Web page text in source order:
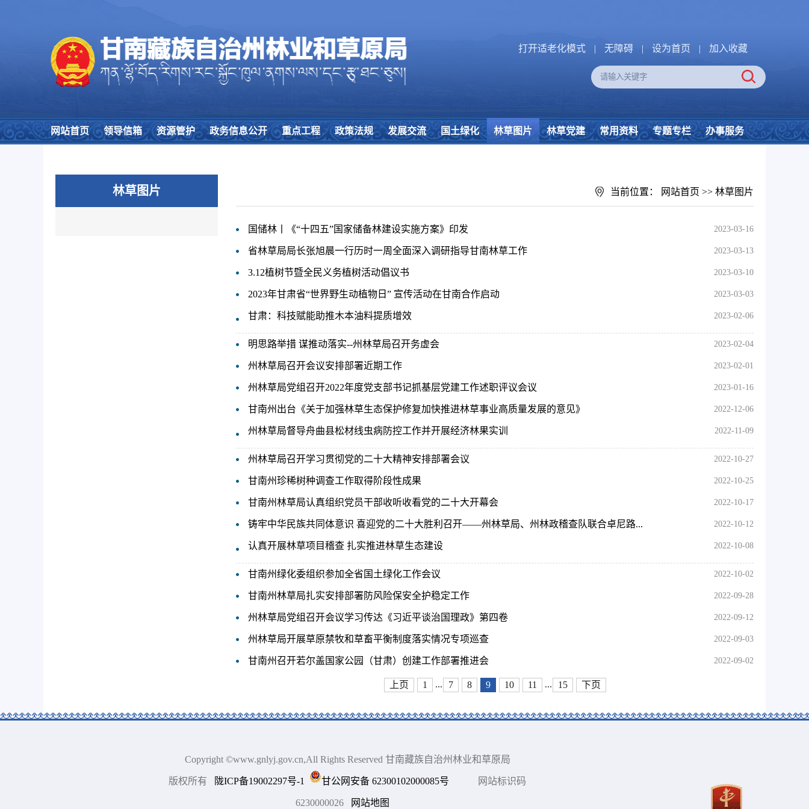
打开适老化模式 | 无障碍 | 设为首页 | 加入收藏
网站首页 领导信箱 资源管护 政务信息公开 重点工程 政策法规 发展交流 国土绿化 林草图片 林草党建 常用资料 专题专栏 办事服务
林草图片 当前位置： 网站首页 >> 林草图片
国储林丨《“十四五”国家储备林建设实施方案》印发 2023-03-16
省林草局局长张旭晨一行历时一周全面深入调研指导甘南林草工作 2023-03-13
3.12植树节暨全民义务植树活动倡议书 2023-03-10
2023年甘肃省“世界野生动植物日” 宣传活动在甘南合作启动 2023-03-03
甘肃：科技赋能助推木本油料提质增效 2023-02-06
明思路举措 谋推动落实--州林草局召开务虚会 2023-02-04
州林草局召开会议安排部署近期工作 2023-02-01
州林草局党组召开2022年度党支部书记抓基层党建工作述职评议会议 2023-01-16
甘南州出台《关于加强林草生态保护修复加快推进林草事业高质量发展的意见》 2022-12-06
州林草局督导舟曲县松材线虫病防控工作并开展经济林果实训 2022-11-09
州林草局召开学习贯彻党的二十大精神安排部署会议 2022-10-27
甘南州珍稀树种调查工作取得阶段性成果 2022-10-25
甘南州林草局认真组织党员干部收听收看党的二十大开幕会 2022-10-17
铸牢中华民族共同体意识 喜迎党的二十大胜利召开——州林草局、州林政稽查队联合卓尼路... 2022-10-12
认真开展林草项目稽查 扎实推进林草生态建设 2022-10-08
甘南州绿化委组织参加全省国土绿化工作会议 2022-10-02
甘南州林草局扎实安排部署防风险保安全护稳定工作 2022-09-28
州林草局党组召开会议学习传达《习近平谈治国理政》第四卷 2022-09-12
州林草局开展草原禁牧和草畜平衡制度落实情况专项巡查 2022-09-03
甘南州召开若尔盖国家公园（甘肃）创建工作部署推进会 2022-09-02
上页 1 ... 7 8 9 10 11 ... 15 下页
Copyright ©www.gnlyj.gov.cn,All Rights Reserved 甘南藏族自治州林业和草原局
版权所有 陇ICP备19002297号-1 甘公网安备 62300102000085号 网站标识码
6230000026 网站地图